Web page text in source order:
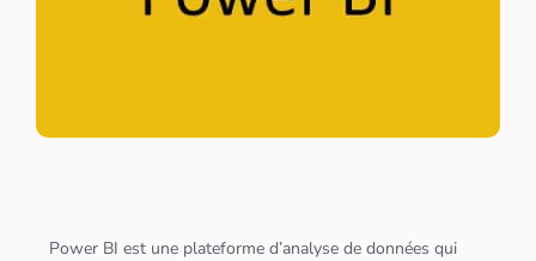
Power BI est une plateforme d’analyse dedonnées qui